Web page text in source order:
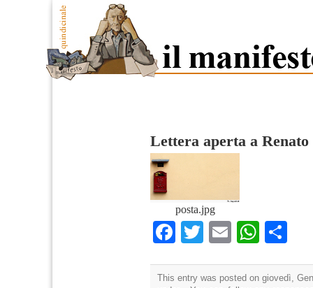
Lettera aperta a Renato
posta.jpg
Facebook
TwitterEmail
This entry was posted on giovedì,